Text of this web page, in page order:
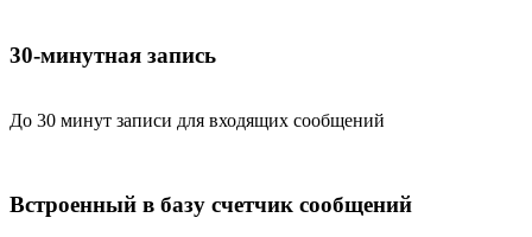
30-минутная запись
До 30 минут записи для входящих сообщений
Встроенный в базу счетчик сообщений